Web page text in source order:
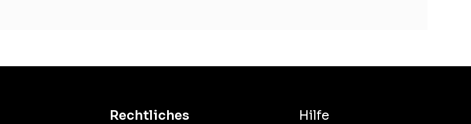
Rechtliches Hilfe